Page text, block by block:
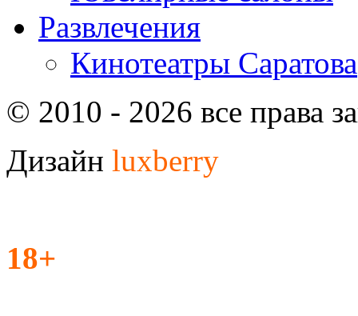
Развлечения
Кинотеатры Саратова
© 2010 - 2026 все права
Дизайн luxberry
18+